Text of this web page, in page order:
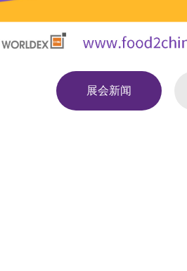
展会新闻